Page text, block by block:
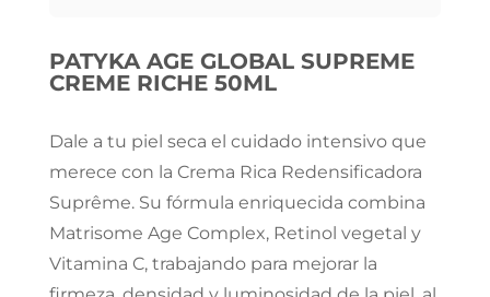
PATYKA AGE GLOBAL SUPREME
CREME RICHE 50ML
Dale a tu piel seca el cuidado intensivo que
merece con la Crema Rica Redensificadora
Suprême. Su fórmula enriquecida combina
Matrisome Age Complex, Retinol vegetal y
Vitamina C, trabajando para mejorar la